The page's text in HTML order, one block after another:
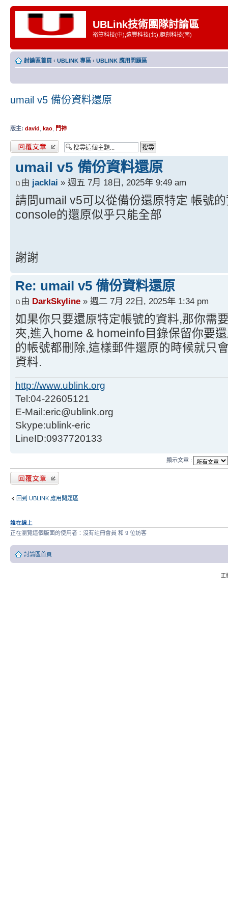
UBLink技術團隊討論區
裕笠科技(中),遠豐科技(北),鉅創科技(南)
討論區首頁 ‹ UBLINK 專區 ‹ UBLINK 應用問題區
umail v5 備份資料還原
版主: david kao 門神
發表回覆
umail v5 備份資料還原
由 jacklai » 週五 7月 18日, 2025年 9:49 am
請問umail v5可以從備份還原特定 帳號
console的還原似乎只能全部
謝謝
Re: umail v5 備份資料還原
由 DarkSkyline » 週二 7月 22日, 2025年 1:34 pm
如果你只要還原特定帳號的資料,那你需
夾,進入home & homeinfo目錄保留你要
的帳號都刪除,這樣郵件還原的時候就只
資料.
http://www.ublink.org
Tel:04-22605121
E-Mail:eric@ublink.org
Skype:ublink-eric
LineID:0937720133
顯示文章 :
發表回覆
回到 UBLINK 應用問題區
誰在線上
正在瀏覽這個版面的使用者：沒有註冊會員 和 9 位訪客
討論區首頁
正